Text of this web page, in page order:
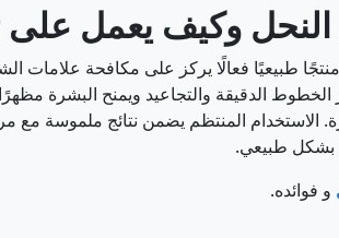
وكيف يعمل
طبيعيًا فعالًا يركز على مكافحة
الخطوط الدقيقة والتجاعيد ويمنح البشرة
الاستخدام المنتظم يضمن نتائج ملموسة
بشكل طبيعي.
و فوائده.